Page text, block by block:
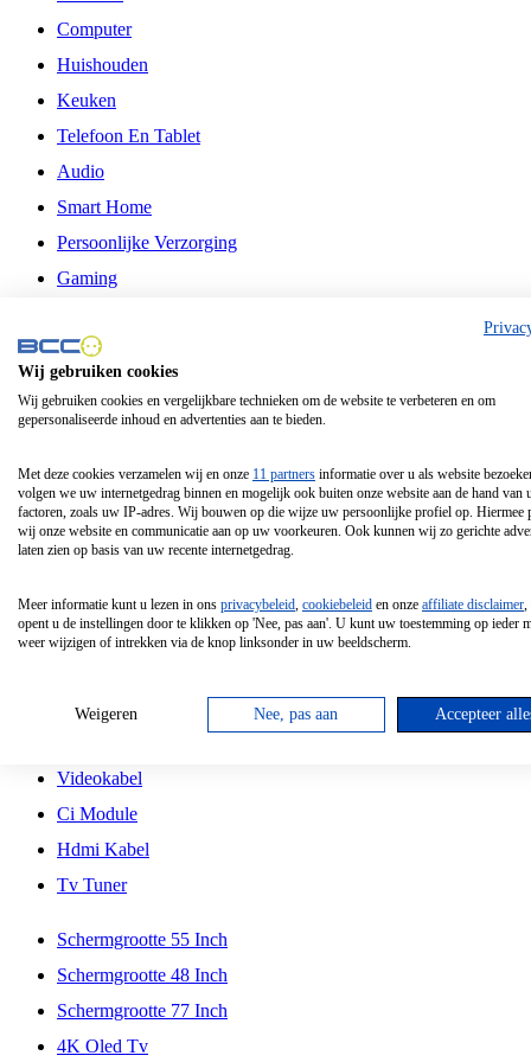
Computer
Huishouden
Keuken
Telefoon En Tablet
Audio
Smart Home
Persoonlijke Verzorging
Gaming
Philips
Schermgrootte 24 Inch
Schermgrootte 85 Inch
Schermgrootte 98 Inch
Tcl
Hd Led Tv
Antennekabel
Videokabel
Ci Module
Hdmi Kabel
Tv Tuner
Schermgrootte 55 Inch
Schermgrootte 48 Inch
Schermgrootte 77 Inch
4K Oled Tv
Wij gebruiken cookies
Wij gebruiken cookies en vergelijkbare technieken om de website te verbeteren en om
gepersonaliseerde inhoud en advertenties aan te bieden.
Met deze cookies verzamelen wij en onze 11 partners informatie over u als website
volgen we uw internetgedrag binnen en mogelijk ook buiten onze website aan de hand van
factoren, zoals uw IP-adres. Wij bouwen op die wijze uw persoonlijke profiel op. Hiermee
wij onze website en communicatie aan op uw voorkeuren. Ook kunnen wij zo gerichte
laten zien op basis van uw recente internetgedrag.
Meer informatie kunt u lezen in ons privacybeleid, cookiebeleid en onze affiliate disclaimer,
opent u de instellingen door te klikken op 'Nee, pas aan'. U kunt uw toestemming op ieder
weer wijzigen of intrekken via de knop linksonder in uw beeldscherm.
Weigeren Nee, pas aan Accepteer